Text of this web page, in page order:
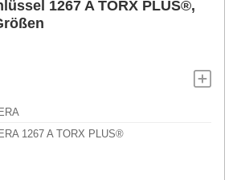
1267 A TORX PLUS®,
1267 A TORX PLUS®